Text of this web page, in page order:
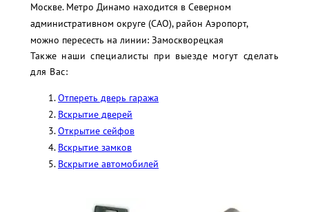
Москве. Метро Динамо находится в Северном
административном округе (САО), район Аэропорт,
можно пересесть на линии: Замоскворецкая
Также наши специалисты при выезде могут сделать
для Вас:
Отпереть дверь гаража
Вскрытие дверей
Открытие сейфов
Вскрытие замков
Вскрытие автомобилей